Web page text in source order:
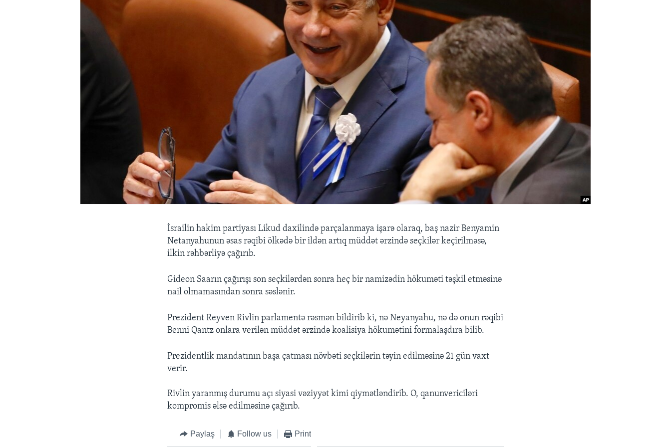
İsrailin hakim partiyası Likud daxilində parçalanmaya işarə olaraq, baş nazir Benyamin
Netanyahunun əsas rəqibi ölkədə bir ildən artıq müddət ərzində seçkilər keçirilməsə,
ilkin rəhbərliyə çağırıb.
Gideon Saarın çağırışı son seçkilərdən sonra heç bir namizədin hökuməti təşkil etməsinə
nail olmamasından sonra səslənir.
Prezident Reyven Rivlin parlamentə rəsmən bildirib ki, nə Neyanyahu, nə də onun rəqibi
Benni Qantz onlara verilən müddət ərzində koalisiya hökumətini formalaşdıra bilib.
Prezidentlik mandatının başa çatması növbəti seçkilərin təyin edilməsinə 21 gün vaxt
verir.
Rivlin yaranmış durumu açı siyasi vəziyyət kimi qiymətləndirib. O, qanunvericiləri
kompromis əlsə edilməsinə çağırıb.
Paylaş Follow us Print